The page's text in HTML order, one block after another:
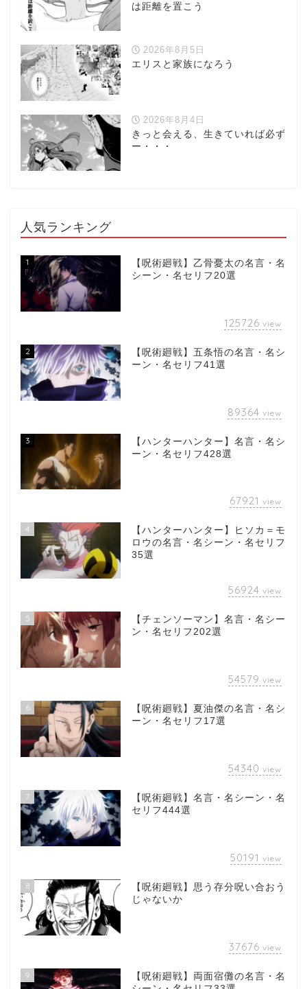
は距離を置こう
2026年8月5日
エリスと家族になろう
2026年8月4日
きっと会える、生きていれば必ず
ー・・・
人気ランキング
1
【呪術廻戦】乙骨憂太の名言・名
シーン・名セリフ20選
125726 view
2
【呪術廻戦】五条悟の名言・名シ
ーン・名セリフ41選
89364 view
3
【ハンターハンター】名言・名シ
ーン・名セリフ428選
67921 view
4
【ハンターハンター】ヒソカ＝モ
ロウの名言・名シーン・名セリフ
35選
56924 view
5
【チェンソーマン】名言・名シー
ン・名セリフ202選
54579 view
6
【呪術廻戦】夏油傑の名言・名シ
ーン・名セリフ17選
54340 view
7
【呪術廻戦】名言・名シーン・名
セリフ444選
50191 view
8
【呪術廻戦】思う存分呪い合おう
じゃないか
37676 view
9
【呪術廻戦】両面宿儺の名言・名